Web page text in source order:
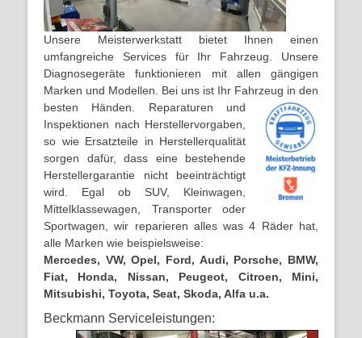
Unsere Meisterwerkstatt bietet Ihnen einen
umfangreiche Services für Ihr Fahrzeug. Unsere
Diagnosegeräte funktionieren mit allen gängigen
Marken und Modellen. Bei uns ist Ihr Fahrzeug in den
besten Händen. Reparaturen und
Inspektionen nach Herstellervorgaben,
so wie Ersatzteile in Herstellerqualität
sorgen dafür, dass eine bestehende
Herstellergarantie nicht beeinträchtigt
wird. Egal ob SUV, Kleinwagen,
Mittelklassewagen, Transporter oder
Sportwagen, wir reparieren alles was 4 Räder hat,
alle Marken wie beispielsweise:
Mercedes, VW, Opel, Ford, Audi, Porsche, BMW,
Fiat, Honda, Nissan, Peugeot, Citroen, Mini,
Mitsubishi, Toyota, Seat, Skoda, Alfa u.a.
Beckmann Serviceleistungen: